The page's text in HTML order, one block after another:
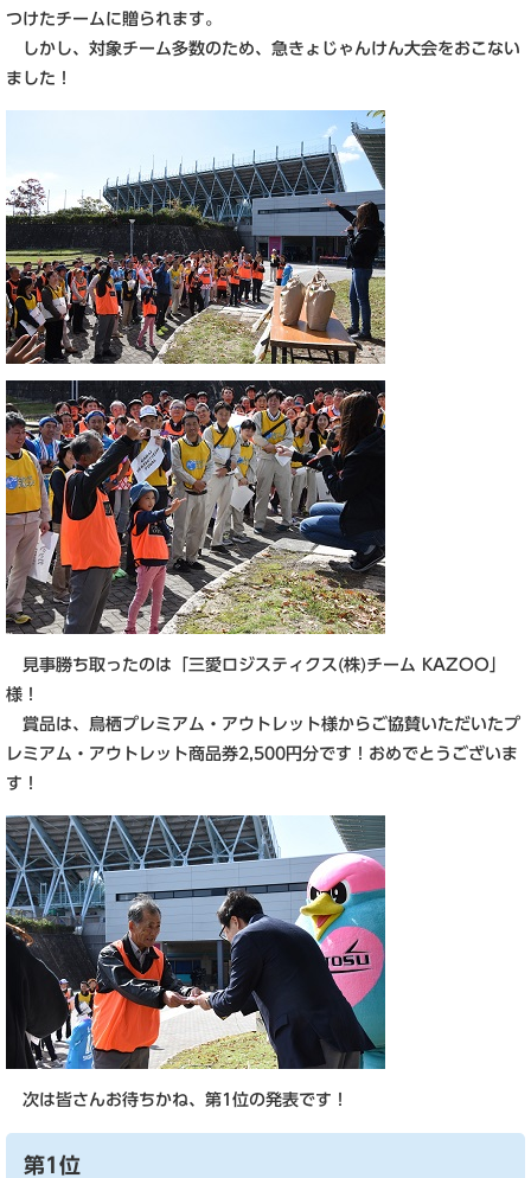
つけたチームに贈られます。
しかし、対象チーム多数のため、急きょじゃんけん大会をおこない
ました！
見事勝ち取ったのは「三愛ロジスティクス(株)チーム KAZOO」
様！
賞品は、鳥栖プレミアム・アウトレット様からご協賛いただいたプ
レミアム・アウトレット商品券2,500円分です！おめでとうございま
す！
次は皆さんお待ちかね、第1位の発表です！
第1位